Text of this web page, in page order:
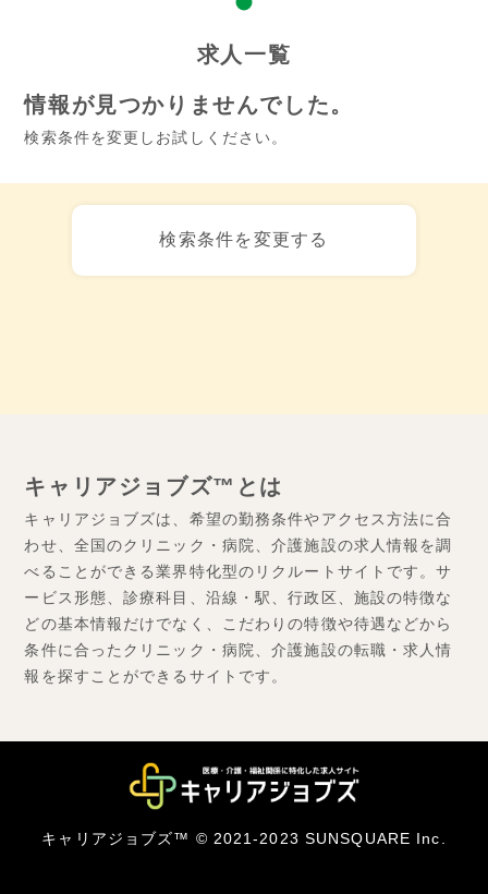
求人一覧
情報が見つかりませんでした。
検索条件を変更しお試しください。
検索条件を変更する
キャリアジョブズ™とは
キャリアジョブズは、希望の勤務条件やアクセス方法に合
わせ、全国のクリニック・病院、介護施設の求人情報を調
べることができる業界特化型のリクルートサイトです。サ
ービス形態、診療科目、沿線・駅、行政区、施設の特徴な
どの基本情報だけでなく、こだわりの特徴や待遇などから
条件に合ったクリニック・病院、介護施設の転職・求人情
報を探すことができるサイトです。
キャリアジョブズ™ © 2021-2023 SUNSQUARE Inc.